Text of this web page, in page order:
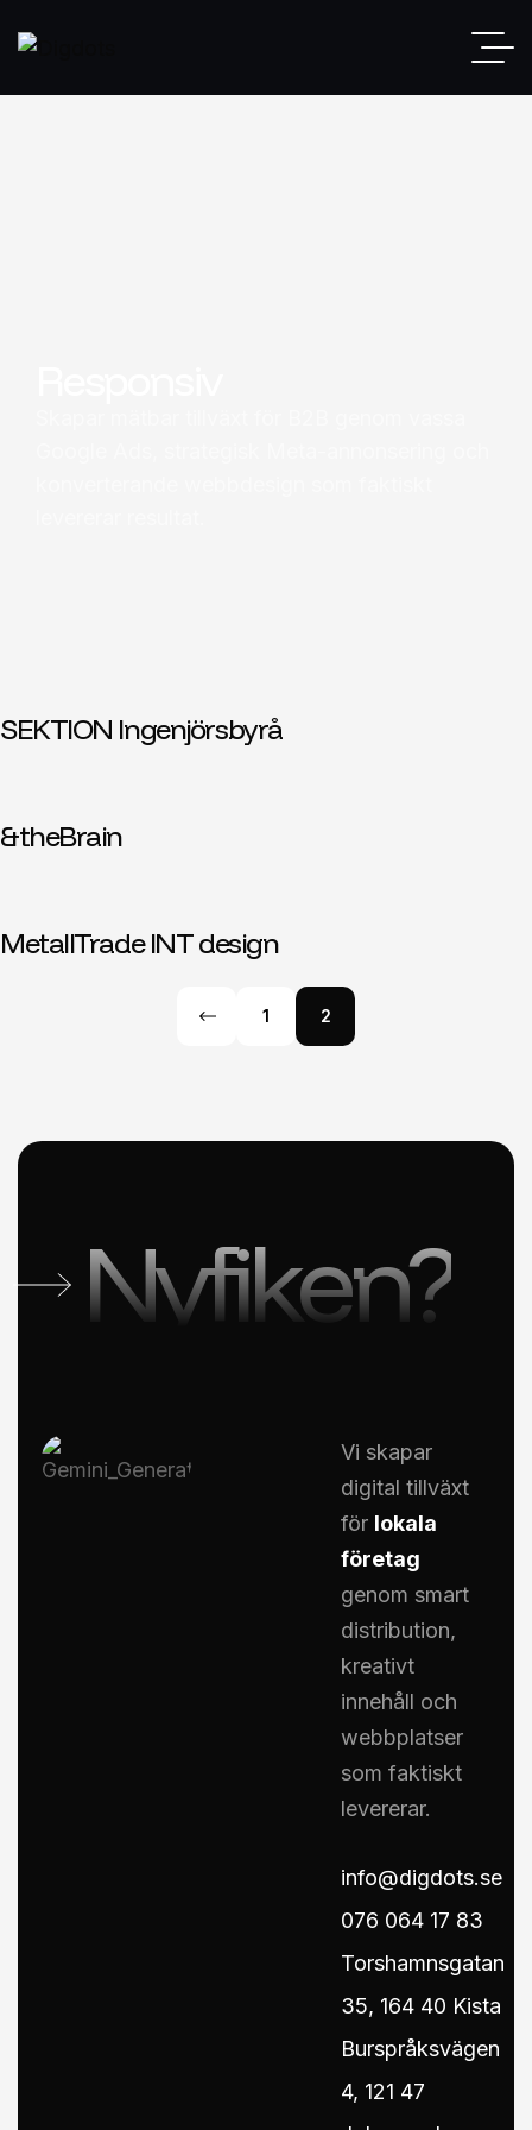
SEKTION Ingenjörsbyrå
&theBrain
MetallTrade INT design
1 2
Nyfiken?
Vi skapar
digital tillväxt
för lokala
företag
genom smart
distribution,
kreativt
innehåll och
webbplatser
som faktiskt
levererar.
info@digdots.se
076 064 17 83
Torshamnsgatan
35, 164 40 Kista
Burspråksvägen
4, 121 47